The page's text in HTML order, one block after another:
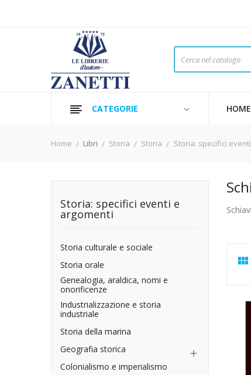
CATEGORIE HOME
Home Libri Storia Storia Storia: specifici
Storia: specifici eventi e
argomenti
Storia culturale e sociale
Storia orale
Genealogia, araldica, nomi e
onorificenze
Industrializzazione e storia
industriale
Storia della marina
Geografia storica

Colonialismo e imperialismo
